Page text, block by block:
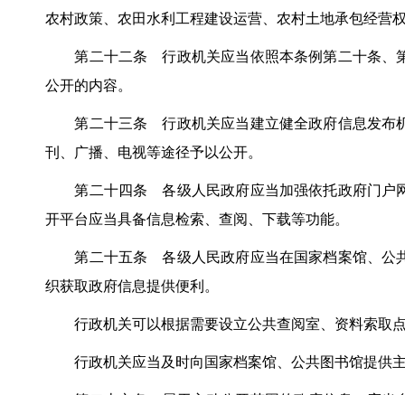
农村政策、农田水利工程建设运营、农村土地承包经营
第二十二条 行政机关应当依照本条例第二十条、第
公开的内容。
第二十三条 行政机关应当建立健全政府信息发布机
刊、广播、电视等途径予以公开。
第二十四条 各级人民政府应当加强依托政府门户网
开平台应当具备信息检索、查阅、下载等功能。
第二十五条 各级人民政府应当在国家档案馆、公共
织获取政府信息提供便利。
行政机关可以根据需要设立公共查阅室、资料索取
行政机关应当及时向国家档案馆、公共图书馆提供